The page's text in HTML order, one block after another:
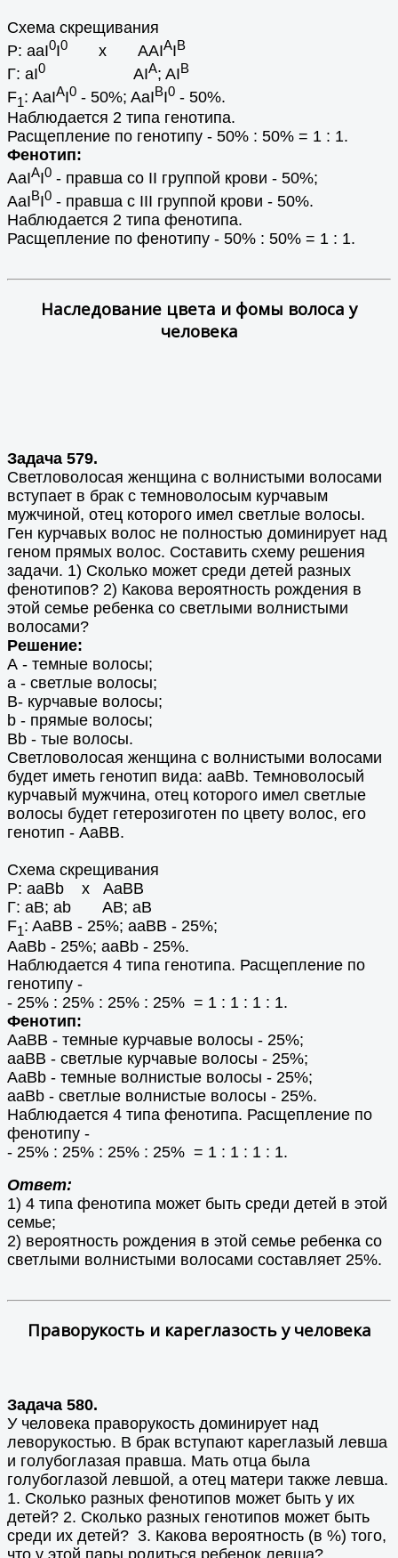
Схема скрещивания
Р: aaI0I0 х AAIAIB
Г: aI0 AIA; AIB
F1: AaIАI0 - 50%; AaIBI0 - 50%.
Наблюдается 2 типа генотипа.
Расщепление по генотипу - 50% : 50% = 1 : 1.
Фенотип:
AaIАI0 - правша со II группой крови - 50%;
AaIBI0 - правша с III группой крови - 50%.
Наблюдается 2 типа фенотипа.
Расщепление по фенотипу - 50% : 50% = 1 : 1.
Наследование цвета и фомы волоса у
человека
Задача 579.
Светловолосая женщина с волнистыми волосами
вступает в брак с темноволосым курчавым
мужчиной, отец которого имел светлые волосы.
Ген курчавых волос не полностью доминирует над
геном прямых волос. Составить схему решения
задачи. 1) Сколько может среди детей разных
фенотипов? 2) Какова вероятность рождения в
этой семье ребенка со светлыми волнистыми
волосами?
Решение:
А - темные волосы;
а - светлые волосы;
В- курчавые волосы;
b - прямые волосы;
Bb - тые волосы.
Светловолосая женщина с волнистыми волосами
будет иметь генотип вида: aaBb. Темноволосый
курчавый мужчина, отец которого имел светлые
волосы будет гетерозиготен по цвету волос, его
генотип - AaBB.
Схема скрещивания
Р: aaBb x AaBB
Г: aB; ab AB; aB
F1: AaBB - 25%; aaBB - 25%;
AaBb - 25%; aaBb - 25%.
Наблюдается 4 типа генотипа. Расщепление по
генотипу -
- 25% : 25% : 25% : 25% = 1 : 1 : 1 : 1.
Фенотип:
AaBB - темные курчавые волосы - 25%;
aaBB - светлые курчавые волосы - 25%;
AaBb - темные волнистые волосы - 25%;
aaBb - светлые волнистые волосы - 25%.
Наблюдается 4 типа фенотипа. Расщепление по
фенотипу -
- 25% : 25% : 25% : 25% = 1 : 1 : 1 : 1.
Ответ:
1) 4 типа фенотипа может быть среди детей в этой
семье;
2) вероятность рождения в этой семье ребенка со
светлыми волнистыми волосами составляет 25%.
Праворукость и кареглазость у человека
Задача 580.
У человека праворукость доминирует над
леворукостью. В брак вступают кареглазый левша
и голубоглазая правша. Мать отца была
голубоглазой левшой, а отец матери также левша.
1. Сколько разных фенотипов может быть у их
детей? 2. Сколько разных генотипов может быть
среди их детей? 3. Какова вероятность (в %) того,
что у этой пары родиться ребенок левша?